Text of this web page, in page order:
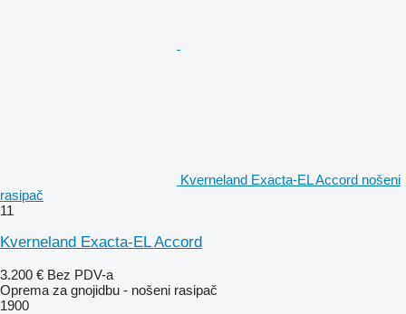
Kverneland Exacta-EL Accord nošeni
rasipač
11
Kverneland Exacta-EL Accord
3.200 € Bez PDV-a
Oprema za gnojidbu - nošeni rasipač
1900